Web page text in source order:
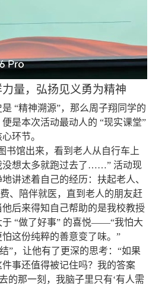
量，弘扬见义勇为精神
“精神溯源”，那么周子翔同学的
是本次活动最动人的 “现实课堂”
环节。
书馆出来，看到老人从自行车上
没想太多就跑过去了……” 活动现
讲述着自己的经历：扶起老人、
、陪伴就医，直到老人的朋友赶
后来得知自己帮助的是我校教授
于 “做了好事” 的喜悦——“我怕大
这份纯粹的善意变了味。”
”，让他有了更深的思考：“如果
事还值得被记住吗？我的答案
的那一刻，我脑子里只有‘有人需